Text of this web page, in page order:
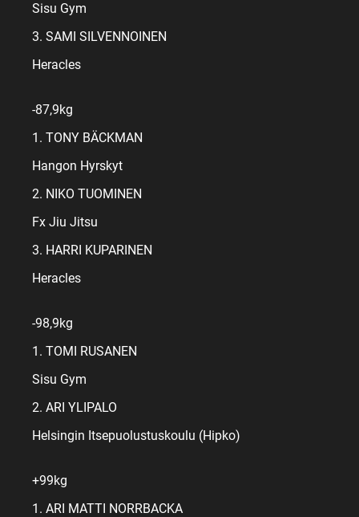
Sisu Gym
3. SAMI SILVENNOINEN
Heracles
-87,9kg
1. TONY BÄCKMAN
Hangon Hyrskyt
2. NIKO TUOMINEN
Fx Jiu Jitsu
3. HARRI KUPARINEN
Heracles
-98,9kg
1. TOMI RUSANEN
Sisu Gym
2. ARI YLIPALO
Helsingin Itsepuolustuskoulu (Hipko)
+99kg
1. ARI MATTI NORRBACKA